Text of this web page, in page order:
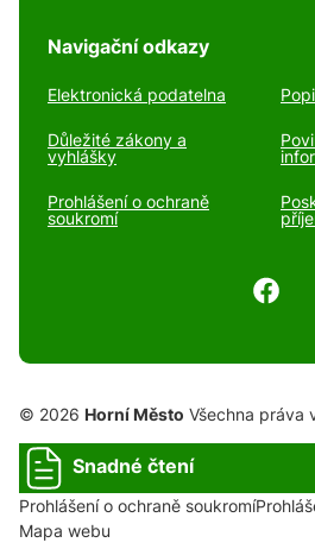
Navigační odkazy
Elektronická podatelna
Důležité zákony a
vyhlášky
Prohlášení o ochraně
soukromí
© 2026 Horní Město Všechna práva
Snadné čtení
Prohlášení o ochraně soukromí
Mapa webu